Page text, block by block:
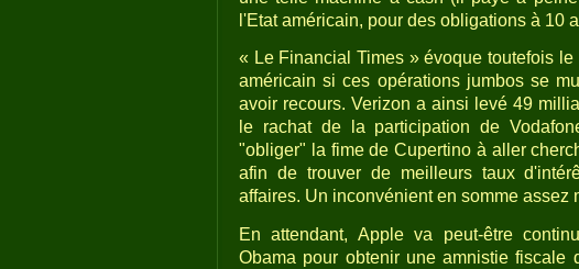
l'Etat américain, pour des obligations à 10
« Le Financial Times » évoque toutefois
américain si ces opérations jumbos se
avoir recours. Verizon a ainsi levé 49
le rachat de la participation de
"obliger" la fime de Cupertino à aller
afin de trouver de meilleurs taux
affaires. Un inconvénient en somme assez
En attendant, Apple va peut-être
Obama pour obtenir une amnistie fiscale